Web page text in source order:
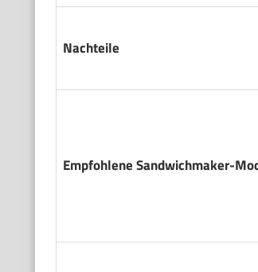
Nachteile
Empfohlene Sandwichmaker-